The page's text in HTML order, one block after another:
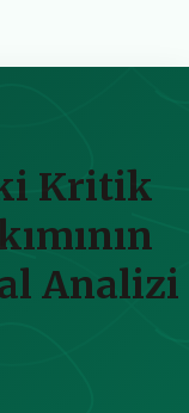
Kritik
Analizi